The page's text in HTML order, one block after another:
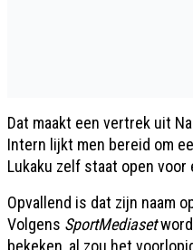
Dat maakt een vertrek uit
Intern lijkt men bereid om
Lukaku zelf staat open
Opvallend is dat zijn naam
Volgens SportMediaset